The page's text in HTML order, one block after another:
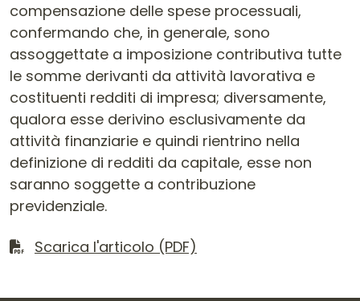
compensazione delle spese processuali,
confermando che, in generale, sono
assoggettate a imposizione contributiva tutte
le somme derivanti da attività lavorativa e
costituenti redditi di impresa; diversamente,
qualora esse derivino esclusivamente da
attività finanziarie e quindi rientrino nella
definizione di redditi da capitale, esse non
saranno soggette a contribuzione
previdenziale.
Scarica il file
Scarica l'articolo (PDF)